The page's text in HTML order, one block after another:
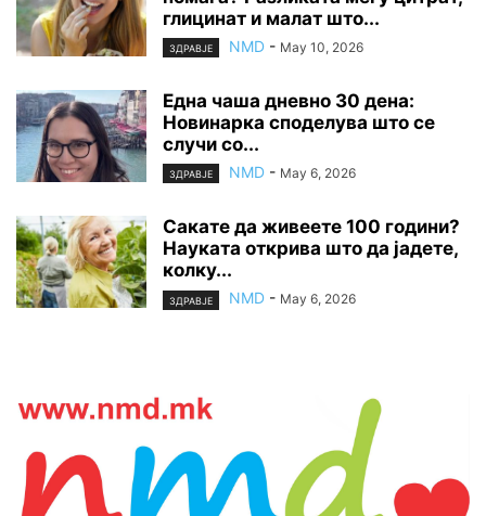
глицинат и малат што...
ЗДРАВЈЕ NMD - May 10, 2026
Една чаша дневно 30 дена:
Новинарка споделува што се
случи со...
ЗДРАВЈЕ NMD - May 6, 2026
Сакате да живеете 100 години?
Науката открива што да јадете,
колку...
ЗДРАВЈЕ NMD - May 6, 2026